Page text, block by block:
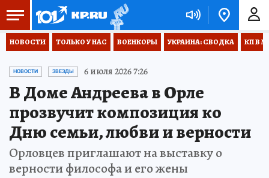
НОВОСТИ ТОЛЬКО У НАС ВОЕНКОРЫ УКРАИНА: СВОДКА КП В
НОВОСТИ ЗВЕЗДЫ 6 июля 2026 7:26
В Доме Андреева в Орле
прозвучит композиция ко
Дню семьи, любви и верности
Орловцев приглашают на выставку о
верности философа и его жены